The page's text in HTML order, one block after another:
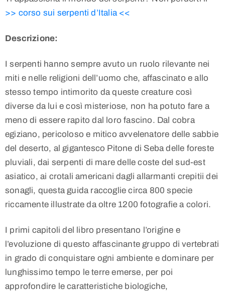
>> corso sui serpenti d’Italia <<
Descrizione:
I serpenti hanno sempre avuto un ruolo rilevante nei
miti e nelle religioni dell’uomo che, affascinato e allo
stesso tempo intimorito da queste creature così
diverse da lui e così misteriose, non ha potuto fare a
meno di essere rapito dal loro fascino. Dal cobra
egiziano, pericoloso e mitico avvelenatore delle sabbie
del deserto, al gigantesco Pitone di Seba delle foreste
pluviali, dai serpenti di mare delle coste del sud-est
asiatico, ai crotali americani dagli allarmanti crepitii dei
sonagli, questa guida raccoglie circa 800 specie
riccamente illustrate da oltre 1200 fotografie a colori.
I primi capitoli del libro presentano l’origine e
l’evoluzione di questo affascinante gruppo di vertebrati
in grado di conquistare ogni ambiente e dominare per
lunghissimo tempo le terre emerse, per poi
approfondire le caratteristiche biologiche,